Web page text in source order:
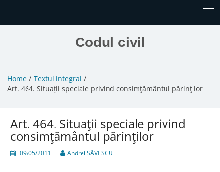
Codul civil
Home
Textul integral
Art. 464. Situaţii speciale privind consimţământul părinţilor
Art. 464. Situaţii speciale privind
consimţământul părinţilor
09/05/2011 Andrei SĂVESCU